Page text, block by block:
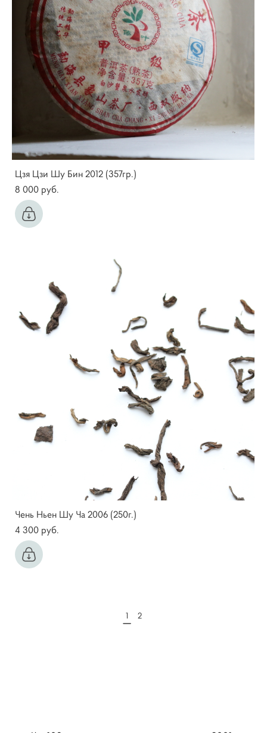
Цзя Цзи Шу Бин 2012 (357гр.)
8 000 pуб.
Чень Ньен Шу Ча 2006 (250г.)
4 300 pуб.
1 2